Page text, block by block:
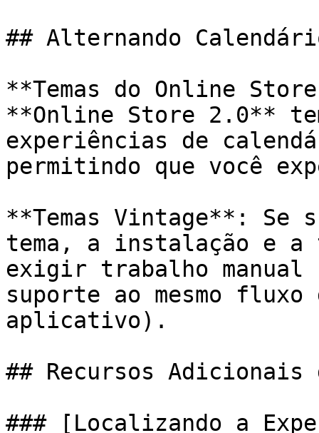
## Alternando
**Temas do Online
**Online Store 2.0**
experiências de
permitindo que você
**Temas Vintage**: Se
tema, a instalação e a
exigir trabalho manual
suporte ao mesmo
aplicativo).
## Recursos Adicionais
### [Localizando a